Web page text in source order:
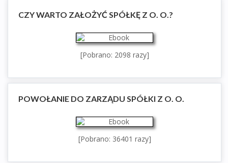
CZY WARTO ZAŁOŻYĆ SPÓŁKĘ Z O. O.?
[Pobrano: 2098 razy]
POWOŁANIE DO ZARZĄDU SPÓŁKI Z O. O.
[Pobrano: 36401 razy]